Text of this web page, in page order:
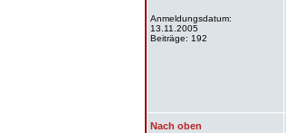
Anmeldungsdatum:
13.11.2005
Beiträge: 192
Nach oben